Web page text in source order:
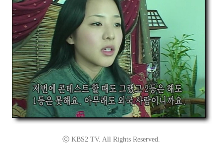
ⓒ KBS2 TV. All Rights Reserved.